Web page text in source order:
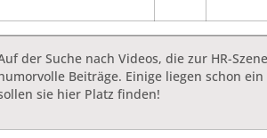
der Suche nach Videos, die zur HR-
Beiträge. Einige liegen schon
sie hier Platz finden!